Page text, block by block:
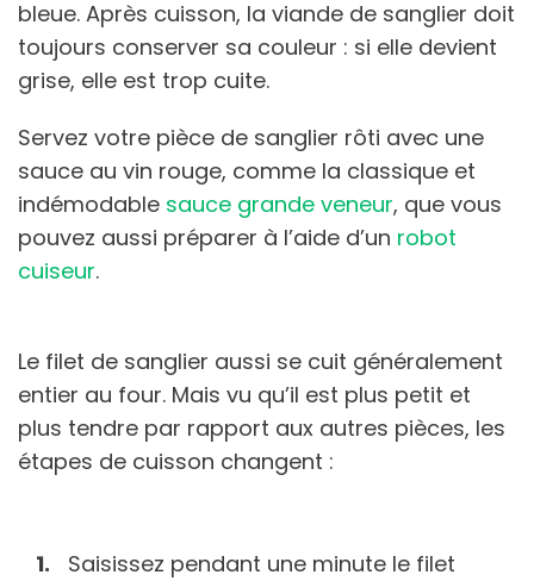
bleue. Après cuisson, la viande de sanglier doit
toujours conserver sa couleur : si elle devient
grise, elle est trop cuite.
Servez votre pièce de sanglier rôti avec une
sauce au vin rouge, comme la classique et
indémodable sauce grande veneur, que vous
pouvez aussi préparer à l’aide d’un robot
cuiseur.
Le filet de sanglier aussi se cuit généralement
entier au four. Mais vu qu’il est plus petit et
plus tendre par rapport aux autres pièces, les
étapes de cuisson changent :
Saisissez pendant une minute le filet